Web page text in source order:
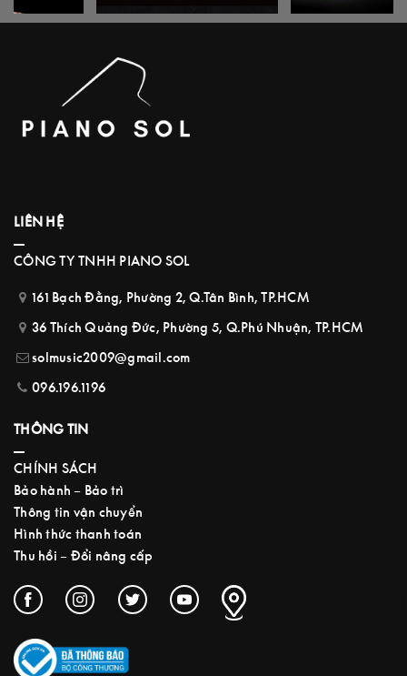
LIÊN HỆ
CÔNG TY TNHH PIANO SOL
161 Bạch Đằng, Phường 2, Q.Tân Bình, TP.HCM
36 Thích Quảng Đức, Phường 5, Q.Phú Nhuận, TP.HCM
solmusic2009@gmail.com
096.196.1196
THÔNG TIN
CHÍNH SÁCH
Bảo hành – Bảo trì
Thông tin vận chuyển
Hình thức thanh toán
Thu hồi – Đổi nâng cấp